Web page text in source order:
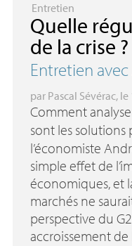
Entretien
Quelle
de la crise?
Entretien
par Pascal Sévérac, le
Comment
sont les solutions
l’économiste
simple effet de
économiques, et
marchés ne
perspective du
accroissement